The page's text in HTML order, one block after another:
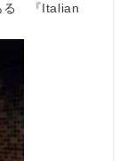
る 『Italian